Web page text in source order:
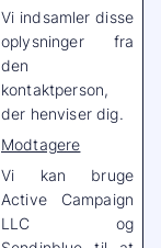
Vi indsamler disse
oplysninger fra
den
kontaktperson,
der henviser dig.
Modtagere
Vi kan bruge
Active Campaign
LLC og